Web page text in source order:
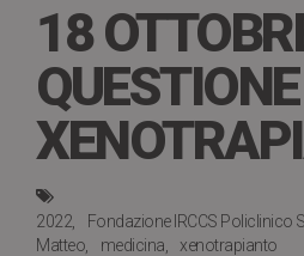
18
2022
Fondazione IRCCS Policlinico
Matteo
medicina xenotrapianto